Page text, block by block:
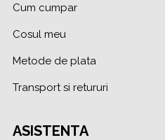
Cum cumpar
Cosul meu
Metode de plata
Transport si retururi
ASISTENTA